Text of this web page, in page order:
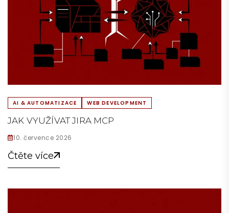
AI & AUTOMATIZACE WEB DEVELOPMENT
JAK VYUŽÍVAT JIRA MCP
10. července 2026
Čtěte více